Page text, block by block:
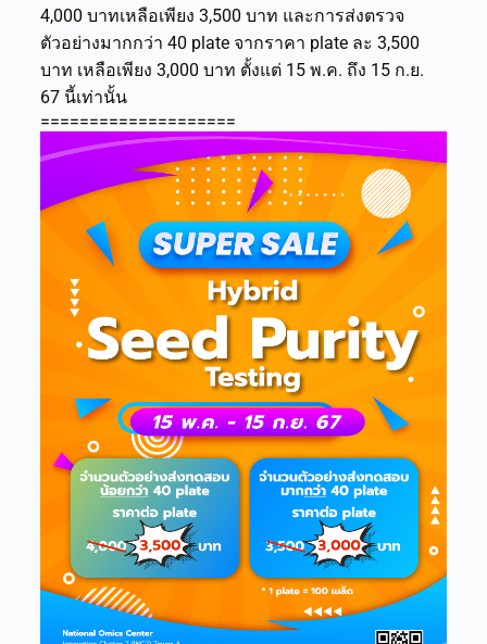
4,000 บาทเหลือเพียง 3,500 บาท และการส่งตรวจ
ตัวอย่างมากกว่า 40 plate จากราคา plate ละ 3,500
บาท เหลือเพียง 3,000 บาท ตั้งแต่ 15 พ.ค. ถึง 15 ก.ย.
67 นี้เท่านั้น
====================